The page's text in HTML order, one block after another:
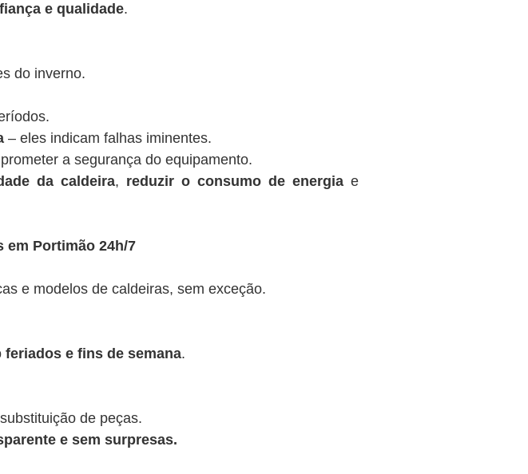
e qualidade.
do inverno.
– eles indicam falhas iminentes.
a segurança do equipamento.
da caldeira, reduzir o consumo de energia e
em Portimão 24h/7
e modelos de caldeiras, sem exceção.
feriados e fins de semana.
de peças.
e sem surpresas.